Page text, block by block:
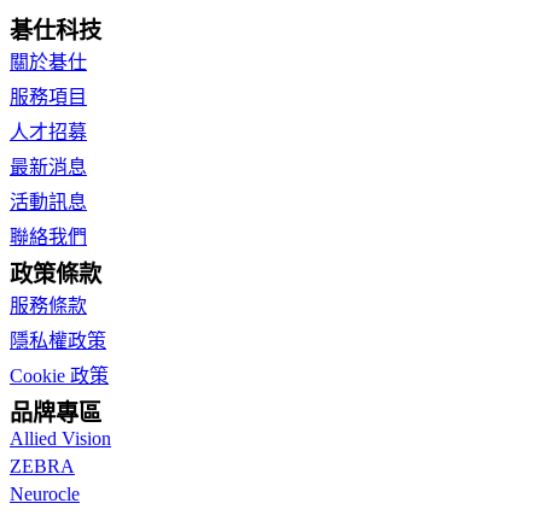
碁仕科技
關於碁仕
服務項目
人才招募
最新消息
活動訊息
聯絡我們
政策條款
服務條款
隱私權政策
Cookie 政策
品牌專區
Allied Vision
ZEBRA
Neurocle